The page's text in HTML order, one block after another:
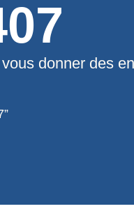
donner des